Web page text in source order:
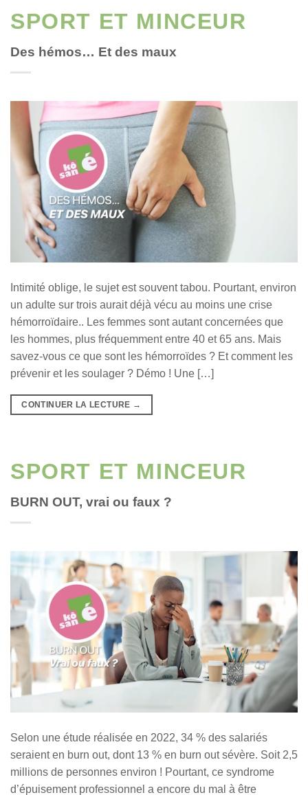
SPORT ET MINCEUR
Des hémos… Et des maux
Intimité oblige, le sujet est souvent tabou. Pourtant, environ
un adulte sur trois aurait déjà vécu au moins une crise
hémorroïdaire.. Les femmes sont autant concernées que
les hommes, plus fréquemment entre 40 et 65 ans. Mais
savez-vous ce que sont les hémorroïdes ? Et comment les
prévenir et les soulager ? Démo ! Une […]
CONTINUER LA LECTURE →
SPORT ET MINCEUR
BURN OUT, vrai ou faux ?
Selon une étude réalisée en 2022, 34 % des salariés
seraient en burn out, dont 13 % en burn out sévère. Soit 2,5
millions de personnes environ ! Pourtant, ce syndrome
d’épuisement professionnel a encore du mal à être